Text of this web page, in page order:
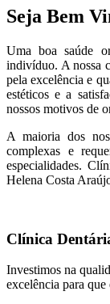
Seja Bem
Uma boa saúde
indivíduo. A nossa
pela excelência e
estéticos e a
nossos motivos de
A maioria dos
complexas e
especialidades.
Helena Costa
Clínica
Investimos na
excelência para